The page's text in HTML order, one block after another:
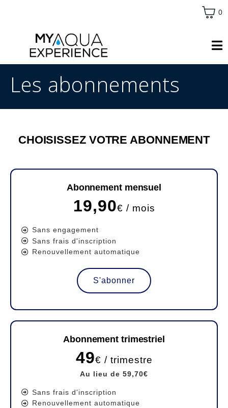
0
Les abonnements
CHOISISSEZ VOTRE ABONNEMENT
Abonnement mensuel
19,90€ / mois
Sans engagement
Sans frais d'inscription
Renouvellement automatique
S'abonner
Abonnement trimestriel
49€ / trimestre
Au lieu de 59,70€
Sans frais d'inscription
Renouvellement automatique